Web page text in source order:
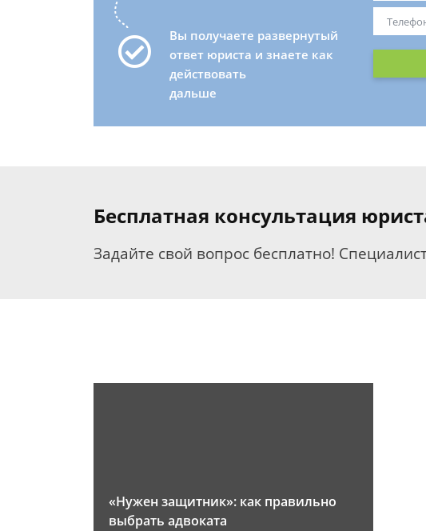
Вы получаете развернутый
ответ юриста и знаете как
действовать
дальше
Бесплатная консультация
Задайте свой вопрос бесплатно!
«Нужен защитник»: как правильно
выбрать адвоката